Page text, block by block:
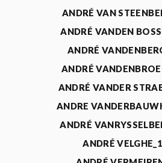
ANDRÉ VAN
ANDRÉ VANDEN
ANDRÉ
ANDRÉ
ANDRÉ VANDER
ANDRE
ANDRÉ
ANDRÉ